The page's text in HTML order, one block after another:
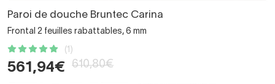
Paroi de douche Bruntec Carina
Frontal 2 feuilles rabattables, 6 mm
(1)
561,94€ 610,80€